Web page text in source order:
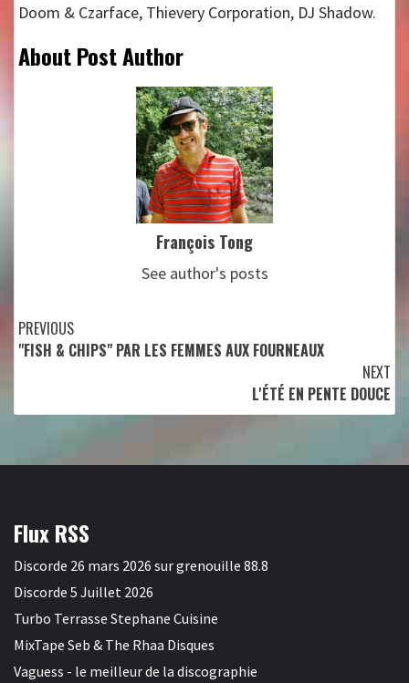
Doom & Czarface, Thievery Corporation, DJ Shadow.
About Post Author
François Tong
See author's posts
Continue
Reading
PREVIOUS
"FISH & CHIPS" PAR LES FEMMES AUX FOURNEAUX
NEXT
L'ÉTÉ EN PENTE DOUCE
Flux RSS
Discorde 26 mars 2026 sur grenouille 88.8
Discorde 5 Juillet 2026
Turbo Terrasse Stephane Cuisine
MixTape Seb & The Rhaa Disques
Vaguess - le meilleur de la discographie